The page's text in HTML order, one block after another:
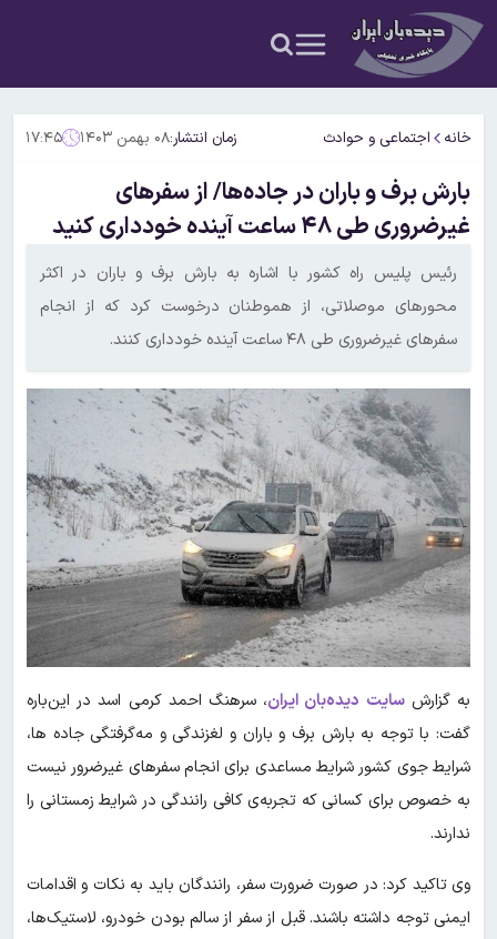
خانه اجتماعی و حوادث زمان انتشار:۰۸ بهمن ۱۴۰۳ ۱۷:۴۵
بارش برف و باران در جاده‌ها/ از سفرهای
غیرضروری طی ۴۸ ساعت آینده خودداری کنید
رئیس پلیس راه کشور با اشاره به بارش برف و باران در اکثر
محورهای موصلاتی، از هموطنان درخوست کرد که از انجام
سفرهای غیرضروری طی ۴۸ ساعت آینده خودداری کنند.
به گزارشسایت دیده‌بان ایران، سرهنگ احمد کرمی اسد در این‌باره
گفت: با توجه به بارش برف و باران و لغزندگی و مه‌گرفتگی جاده ها،
شرایط جوی کشور شرایط مساعدی برای انجام سفرهای غیرضرور نیست
به خصوص برای کسانی که تجربه‌ی کافی رانندگی در شرایط زمستانی را
ندارند.
وی تاکید کرد: در صورت ضرورت سفر، رانندگان باید به نکات و اقدامات
ایمنی توجه داشته باشند. قبل از سفر از سالم بودن خودرو، لاستیک‌ها،